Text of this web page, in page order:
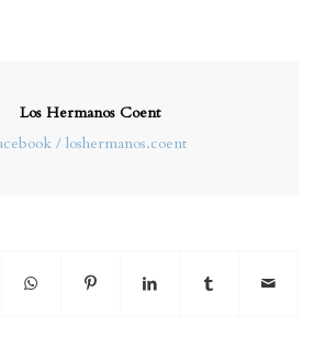
Los Hermanos Coent
/ loshermanos.coent